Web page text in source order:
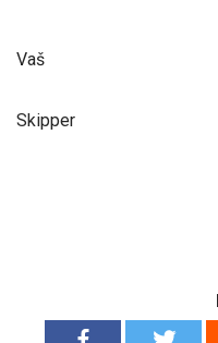
Vaš
Skipper